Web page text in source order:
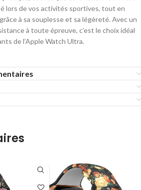
lors de vos activités sportives, tout en
à sa souplesse et sa légèreté. Avec un
à toute épreuve, c’est le choix idéal
de l’Apple Watch Ultra.